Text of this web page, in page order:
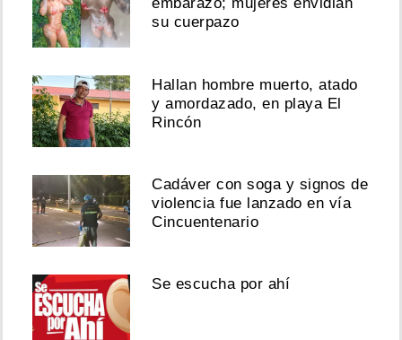
embarazo; mujeres envidian
su cuerpazo
Hallan hombre muerto, atado
y amordazado, en playa El
Rincón
Cadáver con soga y signos de
violencia fue lanzado en vía
Cincuentenario
Se escucha por ahí